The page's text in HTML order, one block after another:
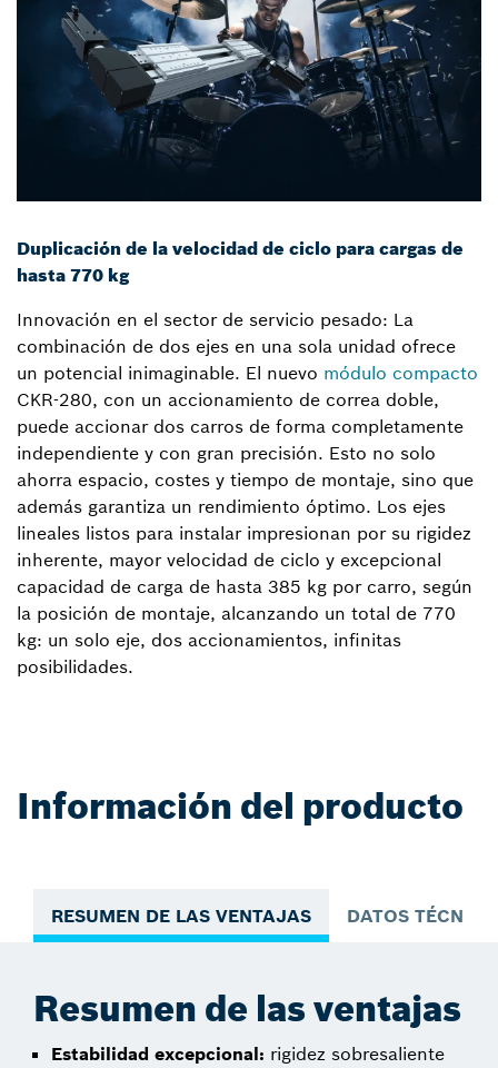
Duplicación de la velocidad de ciclo para cargas de
hasta 770 kg
Innovación en el sector de servicio pesado: La
combinación de dos ejes en una sola unidad ofrece
un potencial inimaginable. El nuevo módulo compacto
CKR-280, con un accionamiento de correa doble,
puede accionar dos carros de forma completamente
independiente y con gran precisión. Esto no solo
ahorra espacio, costes y tiempo de montaje, sino que
además garantiza un rendimiento óptimo. Los ejes
lineales listos para instalar impresionan por su rigidez
inherente, mayor velocidad de ciclo y excepcional
capacidad de carga de hasta 385 kg por carro, según
la posición de montaje, alcanzando un total de 770
kg: un solo eje, dos accionamientos, infinitas
posibilidades.
Información del producto
RESUMEN DE LAS VENTAJAS DATOS
Resumen de las ventajas
Estabilidad excepcional: rigidez sobresaliente